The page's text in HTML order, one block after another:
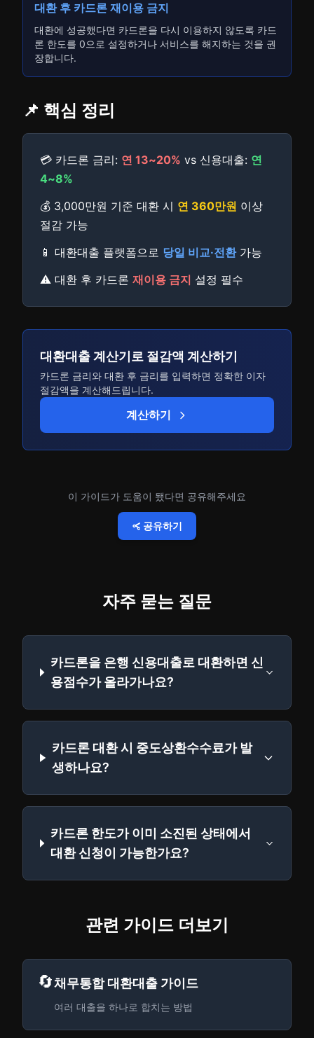
대환 후 카드론 재이용 금지
대환에 성공했다면 카드론을 다시 이용하지 않도록 카드
론 한도를 0으로 설정하거나 서비스를 해지하는 것을 권
장합니다.
📌 핵심 정리
💳 카드론 금리: 연 13~20% vs 신용대출: 연
4~8%
💰 3,000만원 기준 대환 시 연 360만원 이상
절감 가능
📱 대환대출 플랫폼으로 당일 비교·전환가능
⚠️ 대환 후 카드론 재이용 금지 설정 필수
대환대출 계산기로 절감액 계산하기
카드론 금리와 대환 후 금리를 입력하면 정확한 이자
절감액을 계산해드립니다.
계산하기
이 가이드가 도움이 됐다면 공유해주세요
공유하기
자주 묻는 질문
카드론을 은행 신용대출로 대환하면 신
용점수가 올라가나요?
카드론 대환 시 중도상환수수료가 발
생하나요?
카드론 한도가 이미 소진된 상태에서
대환 신청이 가능한가요?
관련 가이드 더보기
🔄채무통합 대환대출 가이드
여러 대출을 하나로 합치는 방법